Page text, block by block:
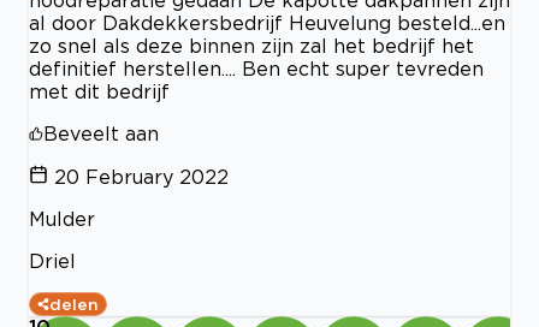
al door Dakdekkersbedrijf Heuvelung besteld...en
zo snel als deze binnen zijn zal het bedrijf het
definitief herstellen.... Ben echt super tevreden
met dit bedrijf
Beveelt aan
20 February 2022
Mulder
Driel
delen